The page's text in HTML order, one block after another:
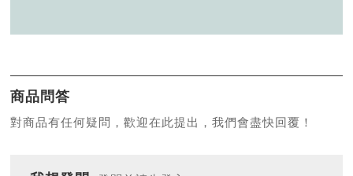
商品問答
對商品有任何疑問，歡迎在此提出，我們會盡快回覆！